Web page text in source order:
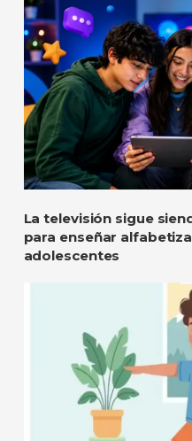
La televisión sigue
para enseñar
adolescentes